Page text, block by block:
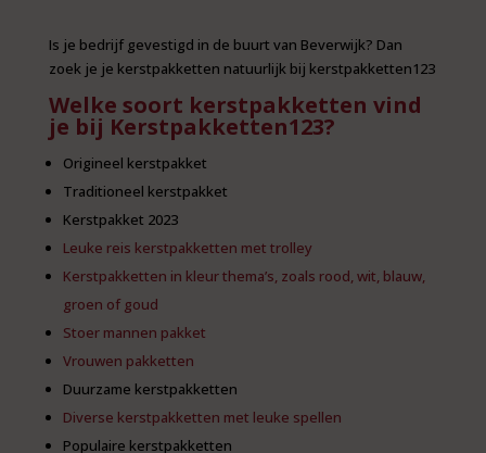
Is je bedrijf gevestigd in de buurt van Beverwijk? Dan
zoek je je kerstpakketten natuurlijk bij kerstpakketten123
Welke soort kerstpakketten vind
je bij Kerstpakketten123?
Origineel kerstpakket
Traditioneel kerstpakket
Kerstpakket 2023
Leuke reis kerstpakketten met trolley
Kerstpakketten in kleur thema’s, zoals rood, wit, blauw,
groen of goud
Stoer mannen pakket
Vrouwen pakketten
Duurzame kerstpakketten
Diverse kerstpakketten met leuke spellen
Populaire kerstpakketten